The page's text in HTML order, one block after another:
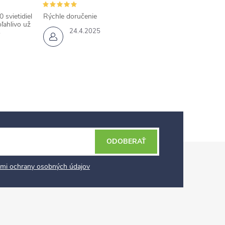
svietidiel
už
24.4.2025
Rýchle doručenie
ochrany osobných údajov
ODOBERAŤ